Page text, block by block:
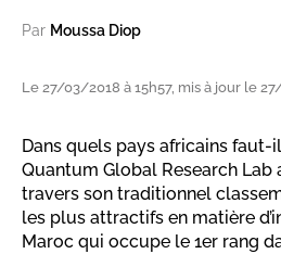
Par Moussa Diop
Le 27/03/2018 à 15h57, mis à jour le
Dans quels pays africains faut-
Quantum Global Research Lab
travers son traditionnel
les plus attractifs en matière
Maroc qui occupe le 1er rang